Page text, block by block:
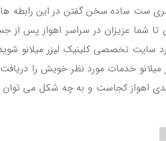
امری ست ساده سخن گفتن در این رابطه
تا شما عزیزان در سراسر اهواز پس از
سایت تخصصی کلینیک لیزر میلانو
میلانو خدمات مورد نظر خویش را
اهواز کجاست و به چه شکل می